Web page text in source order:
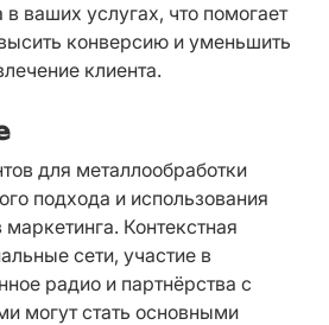
в ваших услугах, что помогает
конверсию и уменьшить
клиента.
для металлообработки
подхода и использования
Контекстная
сети, участие в
радио и партнёрства с
могут стать основными